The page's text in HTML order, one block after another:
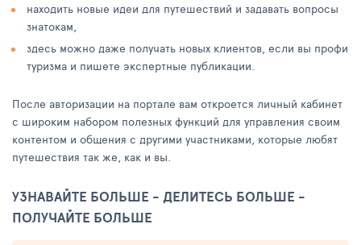
находить новые идеи для путешествий и задавать вопросы
знатокам,
здесь можно даже получать новых клиентов, если вы профи
туризма и пишете экспертные публикации.
После авторизации на портале вам откроется личный кабинет
с широким набором полезных функций для управления своим
контентом и общения с другими участниками, которые любят
путешествия так же, как и вы.
УЗНАВАЙТЕ БОЛЬШЕ - ДЕЛИТЕСЬ БОЛЬШЕ -
ПОЛУЧАЙТЕ БОЛЬШЕ